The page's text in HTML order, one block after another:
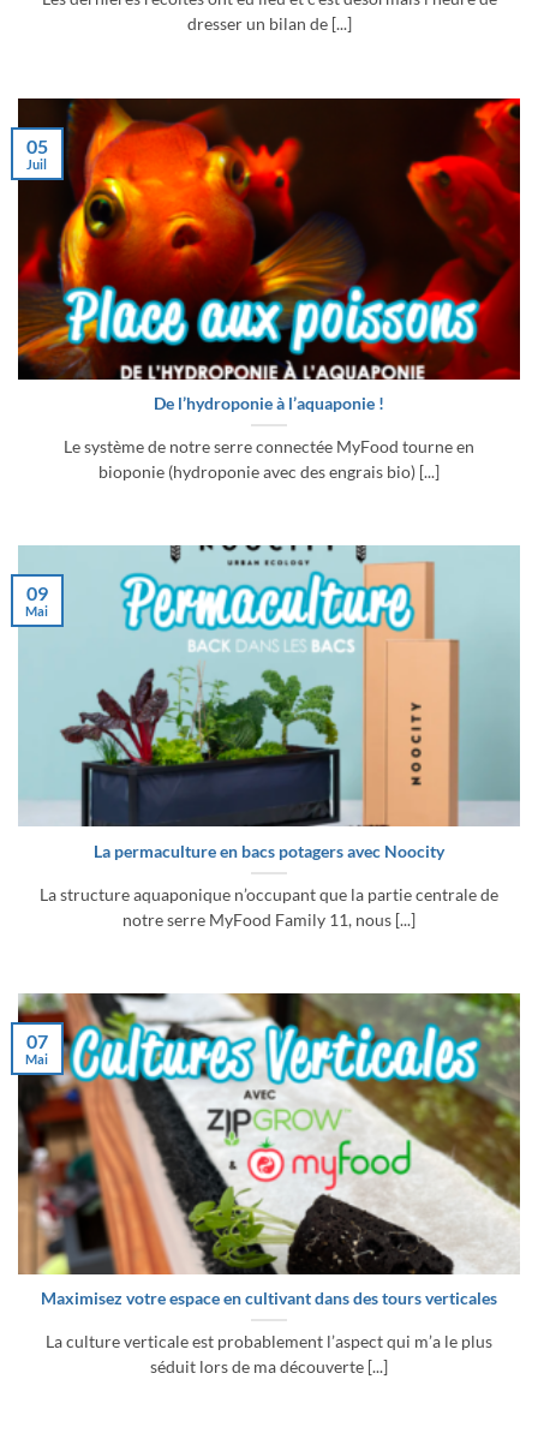
dresser un bilan de [...]
De l’hydroponie à l’aquaponie !
Le système de notre serre connectée MyFood tourne en
bioponie (hydroponie avec des engrais bio) [...]
05
Juil
La permaculture en bacs potagers avec Noocity
La structure aquaponique n’occupant que la partie centrale de
notre serre MyFood Family 11, nous [...]
09
Mai
Maximisez votre espace en cultivant dans des tours verticales
La culture verticale est probablement l’aspect qui m’a le plus
séduit lors de ma découverte [...]
07
Mai